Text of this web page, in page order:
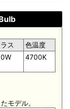
ス
色温度
4700K
モデル。